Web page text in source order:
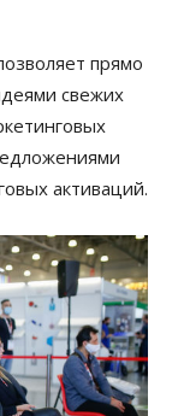
прямо
свежих
активаций.